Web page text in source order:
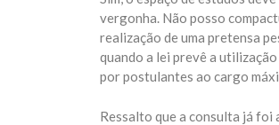
vergonha. Não posso
realização de uma pretensa
quando a lei prevê a
por postulantes ao cargo
Ressalto que a consulta já foi